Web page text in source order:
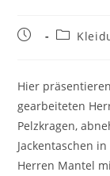
Hier
gearbeiteten
Pelzkragen,
Jackentaschen
Herren Mantel